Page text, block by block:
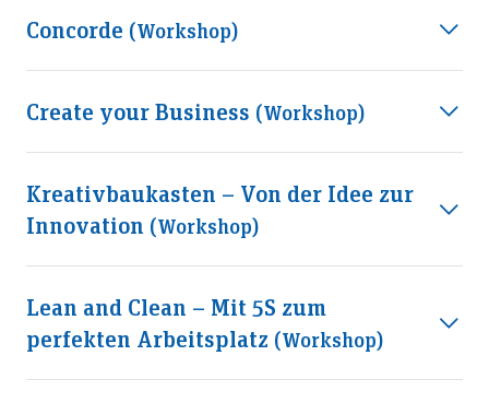
Concorde (workshop)
Create your Business (workshop)
Kreativbaukasten – Von der Idee zur
Innovation (workshop)
Lean and Clean – Mit 5S zum
perfekten Arbeitsplatz (workshop)